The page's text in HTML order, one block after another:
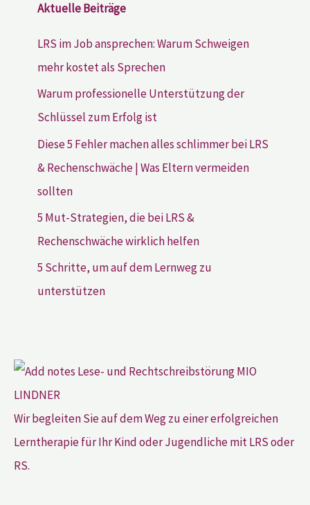
Aktuelle Beiträge
LRS im Job ansprechen: Warum Schweigen
mehr kostet als Sprechen
Warum professionelle Unterstützung der
Schlüssel zum Erfolg ist
Diese 5 Fehler machen alles schlimmer bei LRS
& Rechenschwäche | Was Eltern vermeiden
sollten
5 Mut-Strategien, die bei LRS &
Rechenschwäche wirklich helfen
5 Schritte, um auf dem Lernweg zu
unterstützen
Wir begleiten Sie auf dem Weg zu einer erfolgreichen
Lerntherapie für Ihr Kind oder Jugendliche mit LRS oder
RS.